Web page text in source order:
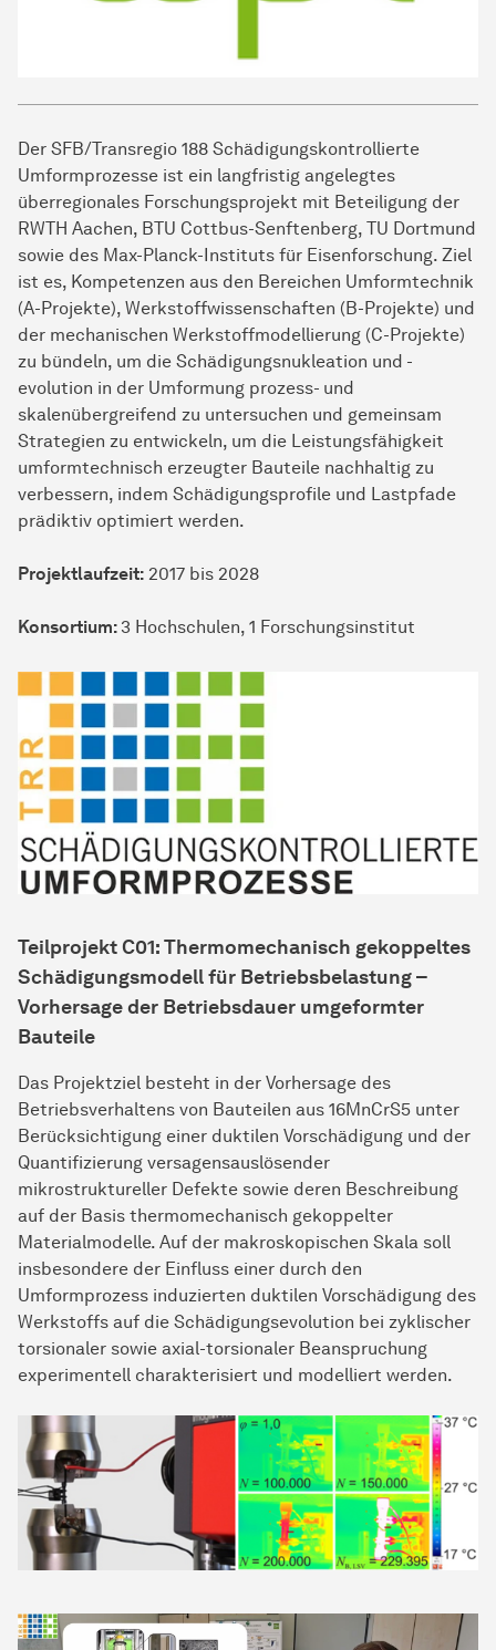
Der SFB/Transregio 188 Schädigungskontrollierte
Umformprozesse ist ein langfristig angelegtes
überregionales Forschungsprojekt mit Beteiligung der
RWTH Aachen, BTU Cottbus-Senftenberg, TU Dortmund
sowie des Max-Planck-Instituts für Eisenforschung. Ziel
ist es, Kompetenzen aus den Bereichen Umformtechnik
(A-Projekte), Werkstoffwissenschaften (B-Projekte) und
der mechanischen Werkstoffmodellierung (C-Projekte)
zu bündeln, um die Schädigungsnukleation und -
evolution in der Umformung prozess- und
skalenübergreifend zu untersuchen und gemeinsam
Strategien zu entwickeln, um die Leistungsfähigkeit
umformtechnisch erzeugter Bauteile nachhaltig zu
verbessern, indem Schädigungsprofile und Lastpfade
prädiktiv optimiert werden.
Projektlaufzeit: 2017 bis 2028
Konsortium: 3 Hochschulen, 1 Forschungsinstitut
Teilprojekt C01: Thermomechanisch gekoppeltes
Schädigungsmodell für Betriebsbelastung –
Vorhersage der Betriebsdauer umgeformter
Bauteile
Das Projektziel besteht in der Vorhersage des
Betriebsverhaltens von Bauteilen aus 16MnCrS5 unter
Berücksichtigung einer duktilen Vorschädigung und der
Quantifizierung versagensauslösender
mikrostruktureller Defekte sowie deren Beschreibung
auf der Basis thermomechanisch gekoppelter
Materialmodelle. Auf der makroskopischen Skala soll
insbesondere der Einfluss einer durch den
Umformprozess induzierten duktilen Vorschädigung des
Werkstoffs auf die Schädigungsevolution bei zyklischer
torsionaler sowie axial-torsionaler Beanspruchung
experimentell charakterisiert und modelliert werden.